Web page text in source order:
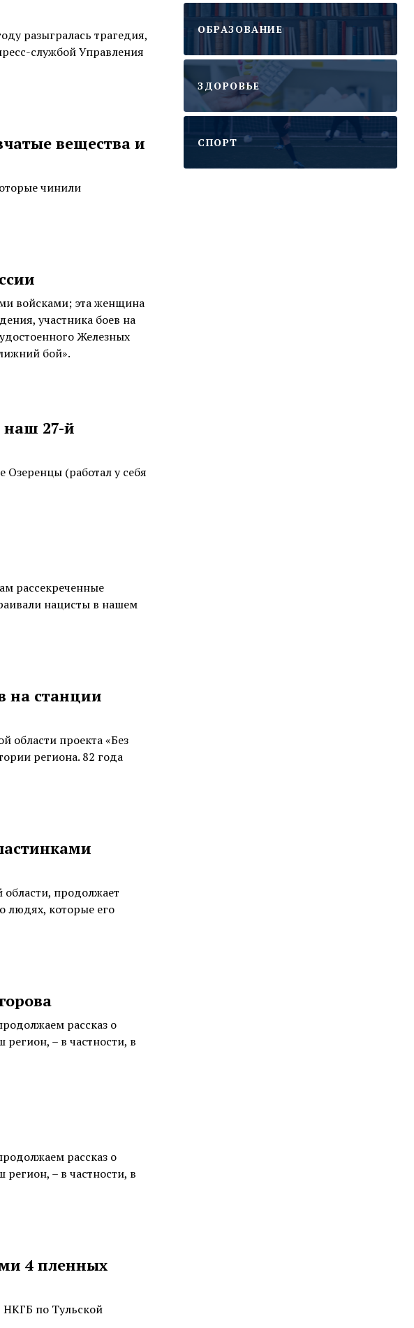
разыгралась трагедия,
службой Управления
вещества и
чинили
войсками; эта женщина
участника боев на
Железных
бой».
наш 27-й
Озеренцы (работал у себя
рассекреченные
нацисты в нашем
на станции
области проекта «Без
региона. 82 года
продолжает
людях, которые его
рассказ о
– в частности, в
рассказ о
– в частности, в
4 пленных
НКГБ по Тульской
ОБРАЗОВАНИЕ
ЗДОРОВЬЕ
CПОРТ